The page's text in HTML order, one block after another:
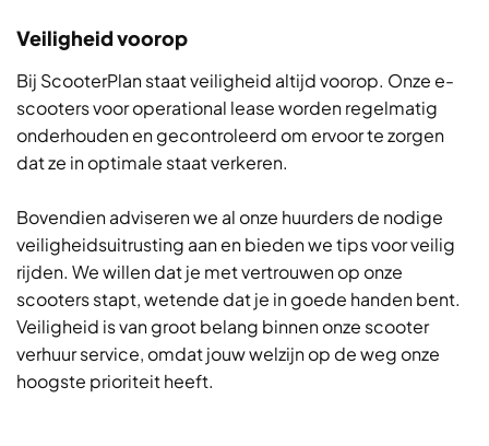
Veiligheid voorop
Bij ScooterPlan staat veiligheid altijd voorop. Onze e-
scooters voor operational lease worden regelmatig
onderhouden en gecontroleerd om ervoor te zorgen
dat ze in optimale staat verkeren.
Bovendien adviseren we al onze huurders de nodige
veiligheidsuitrusting aan en bieden we tips voor veilig
rijden. We willen dat je met vertrouwen op onze
scooters stapt, wetende dat je in goede handen bent.
Veiligheid is van groot belang binnen onze scooter
verhuur service, omdat jouw welzijn op de weg onze
hoogste prioriteit heeft.